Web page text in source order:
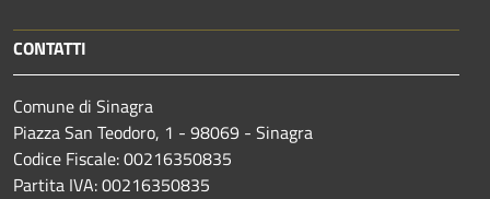
CONTATTI
Comune di Sinagra
Piazza San Teodoro, 1 - 98069 - Sinagra
Codice Fiscale: 00216350835
Partita IVA: 00216350835